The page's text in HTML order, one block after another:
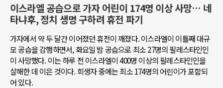
이스라엘 공습으로 가자 어린이 174명 이상 사망… 네
타냐후, 정치 생명 구하려 휴전 파기
가자에서 약 두 달간 이어졌던 휴전이 깨졌다. 이스라엘이 이틀째 대규
모 공습을 감행하면서, 화요일 밤 공습으로 최소 27명의 팔레스타인인
이 사망했다. 이는 하루 전 이스라엘이 400명 이상의 팔레스타인인을
살해한 데 이은 것이다. 희생자 중에는 최소 174명의 어린이가 포함되
어 있다.